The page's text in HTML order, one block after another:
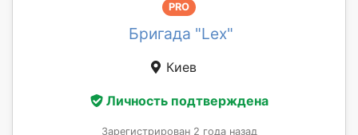
PRO
Бригада "Lex"
Киев
Личность подтверждена
Зарегистрирован 2 года назад